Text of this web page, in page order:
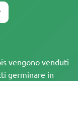
vengono venduti
germinare in